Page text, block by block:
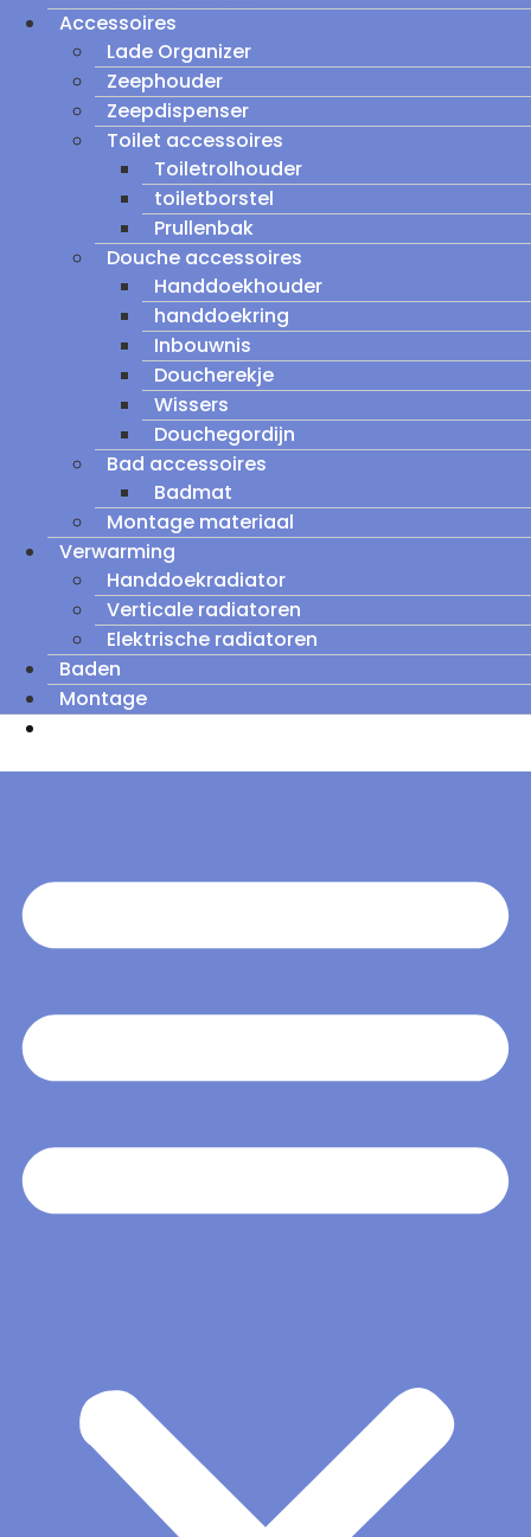
Accessoires
Lade Organizer
Zeephouder
Zeepdispenser
Toilet accessoires
Toiletrolhouder
toiletborstel
Prullenbak
Douche accessoires
Handdoekhouder
handdoekring
Inbouwnis
Doucherekje
Wissers
Douchegordijn
Bad accessoires
Badmat
Montage materiaal
Verwarming
Handdoekradiator
Verticale radiatoren
Elektrische radiatoren
Baden
Montage